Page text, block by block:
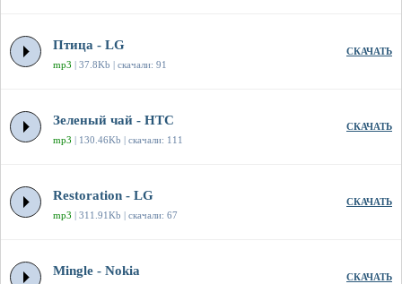
Птица - LG
mp3 | 37.8Kb | скачали: 91
СКАЧАТЬ
Зеленый чай - HTC
mp3 | 130.46Kb | скачали: 111
СКАЧАТЬ
Restoration - LG
mp3 | 311.91Kb | скачали: 67
СКАЧАТЬ
Mingle - Nokia СКАЧАТЬ